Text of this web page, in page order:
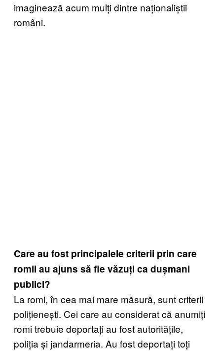
imaginează acum mulți dintre naționaliștii
români.
Care au fost principalele criterii prin care
romii au ajuns să fie văzuți ca dușmani
publici?
La romi, în cea mai mare măsură, sunt criterii
polițienești. Cei care au considerat că anumiți
romi trebuie deportați au fost autoritățile,
poliția și jandarmeria. Au fost deportați toți